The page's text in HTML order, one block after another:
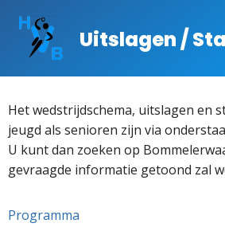
Uitslagen /
Het wedstrijdschema, uitslagen en
jeugd als senioren zijn via
U kunt dan zoeken op
gevraagde informatie getoond zal
Programma